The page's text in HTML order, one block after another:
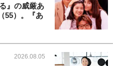
』の威厳あ
55）。『あ
2026.08.05